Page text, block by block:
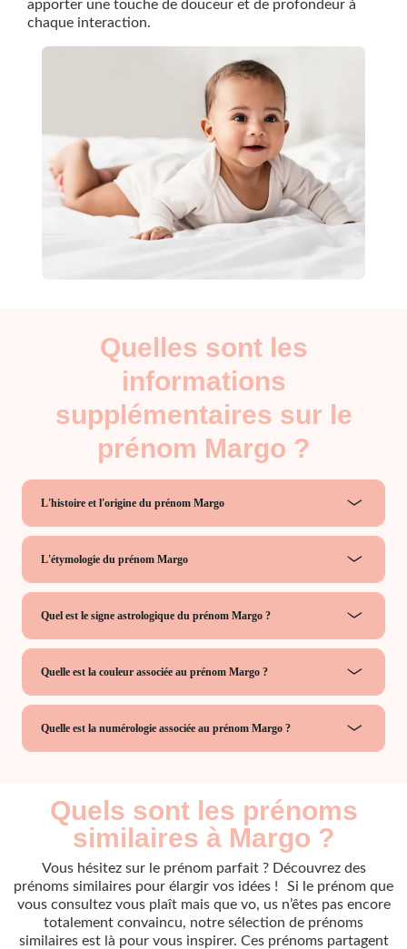
apporter une touche de douceur et de profondeur à
chaque interaction.
Quelles sont les
informations
supplémentaires sur le
prénom Margo ?
L'histoire et l'origine du prénom Margo
L'étymologie du prénom Margo
Quel est le signe astrologique du prénom Margo ?
Quelle est la couleur associée au prénom Margo ?
Quelle est la numérologie associée au prénom Margo ?
Quels sont les prénoms
similaires à Margo ?
Vous hésitez sur le prénom parfait ? Découvrez des
prénoms similaires pour élargir vos idées ! Si le prénom que
vous consultez vous plaît mais que vo, us n’êtes pas encore
totalement convaincu, notre sélection de prénoms
similaires est là pour vous inspirer. Ces prénoms partagent